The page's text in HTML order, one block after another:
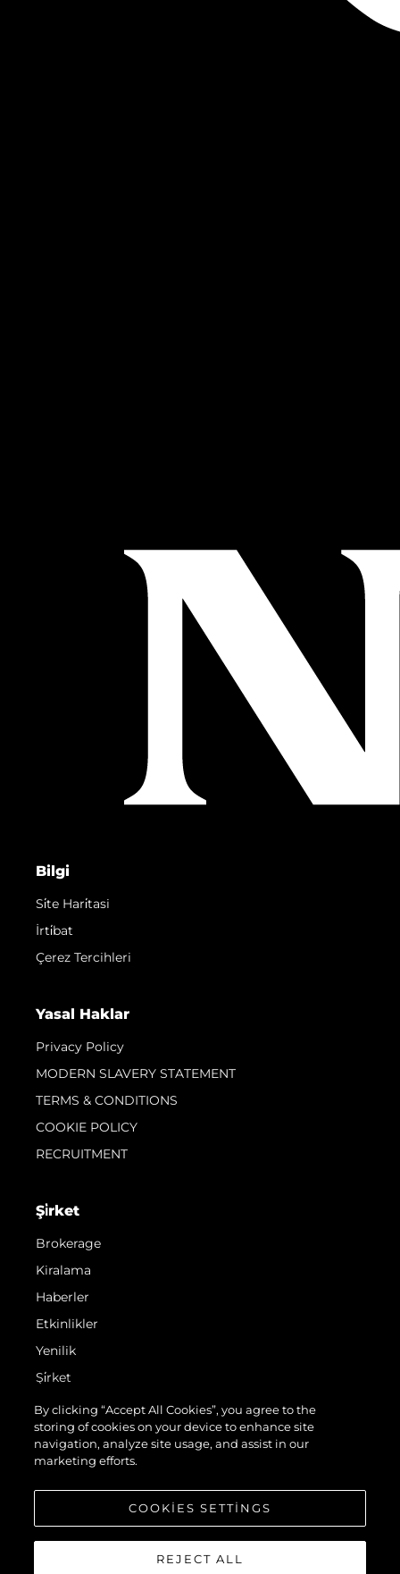
Bilgi
Si̇te Hari̇tasi
İrti̇bat
Çerez Tercihleri
Yasal Haklar
Privacy Policy
MODERN SLAVERY STATEMENT
TERMS & CONDITIONS
COOKIE POLICY
RECRUITMENT
Şi̇rket
Brokerage
Kiralama
Haberler
Etkinlikler
Yenilik
Şi̇rket
Ekip
Yaşam Şekli̇
Mi̇ras
By clicking “Accept All Cookies”, you agree to the
storing of cookies on your device to enhance site
navigation, analyze site usage, and assist in our
marketing efforts.
COOKIES SETTINGS
REJECT ALL